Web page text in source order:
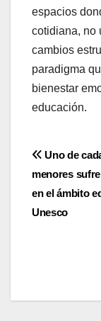
espacios
cotidiana, no
cambios
paradigma
bienestar
educación.
de
Uno de
menores
en el ámbito
Unesco